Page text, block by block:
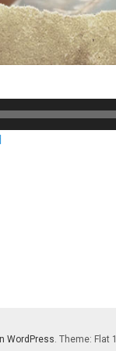
WordPress. Theme: Flat